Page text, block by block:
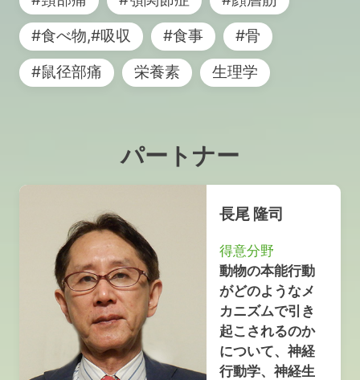
#食べ物,#吸収
#食事
#骨
#鼠径部痛
栄養素 生理学
パートナー
長尾 隆司
得意分野
動物の本能行動
がどのようなメ
カニズムで引き
起こされるのか
について、神経
行動学、神経生